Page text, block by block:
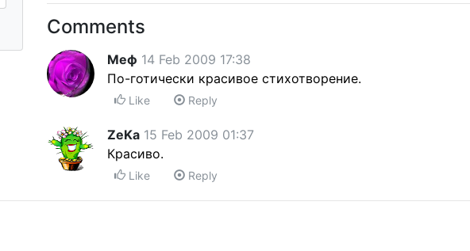
Comments
Меф 14 Feb 2009 17:38
По-готически красивое стихотворение.
Like Reply
ZeKa 15 Feb 2009 01:37
Красиво.
Like Reply